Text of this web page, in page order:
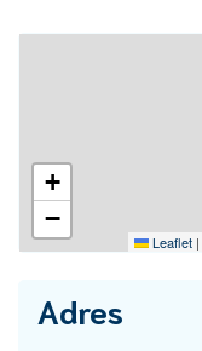
+
−
Leaflet |
Adres